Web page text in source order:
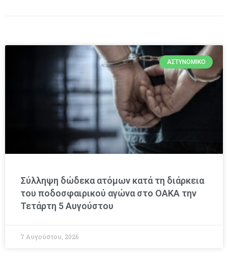
ΑΣΤΥΝΟΜΙΚΌ
Σύλληψη δώδεκα ατόμων κατά τη διάρκεια
του ποδοσφαιρικού αγώνα στο ΟΑΚΑ την
Τετάρτη 5 Αυγούστου
7 Αυγούστου, 2026